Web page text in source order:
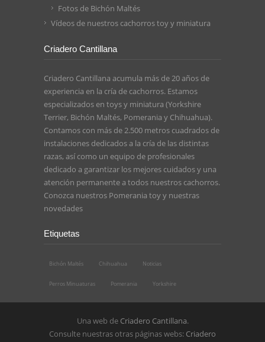
Fotos de Bichón Maltés
Vídeos de nuestros cachorros toy y miniatura
Criadero Cantillana
Criadero Cantillana acumula más de 20 años de
experiencia en la cría de cachorros. Estamos
especializados en toys y miniatura (Yorkshire
Terrier, Bichón Maltés, Pomerania y Chihuahua).
Contamos con más de 2.500 metros cuadrados de
instalaciones dedicados a la cría de las distintas
razas, así como un equipo de profesionales
dedicado a garantizar los mejores cuidados y una
atención permanente a todos nuestros cachorros.
Conozca nuestros Pomerania toyy nuestras
novedades
Etiquetas
Bichón Maltés Chihuahua Noticias
Perros Minuaturas Pomerania Yorkshire
Una web de Criadero Cantillana.
Consulte nuestras otras páginas webs: Criadero